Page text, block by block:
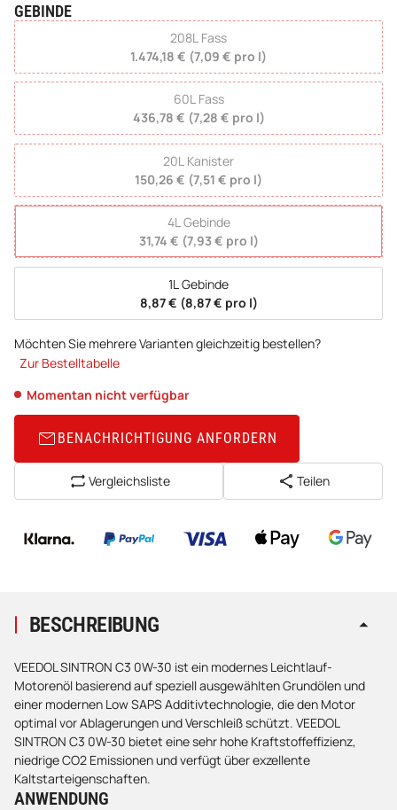
GEBINDE
wählen
208L Fass
1.474,18 € (7,09 € pro l)
60L Fass
436,78 € (7,28 € pro l)
20L Kanister
150,26 € (7,51 € pro l)
4L Gebinde
31,74 € (7,93 € pro l)
1L Gebinde
8,87 € (8,87 € pro l)
Möchten Sie mehrere Varianten gleichzeitig bestellen?
Zur Bestelltabelle
Momentan nicht verfügbar
BENACHRICHTIGUNG ANFORDERN
Vergleichsliste Teilen
BESCHREIBUNG
VEEDOL SINTRON C3 0W-30 ist ein modernes Leichtlauf-
Motorenöl basierend auf speziell ausgewählten Grundölen und
einer modernen Low SAPS Additivtechnologie, die den Motor
optimal vor Ablagerungen und Verschleiß schützt. VEEDOL
SINTRON C3 0W-30 bietet eine sehr hohe Kraftstoffeffizienz,
niedrige CO2 Emissionen und verfügt über exzellente
Kaltstarteigenschaften.
ANWENDUNG